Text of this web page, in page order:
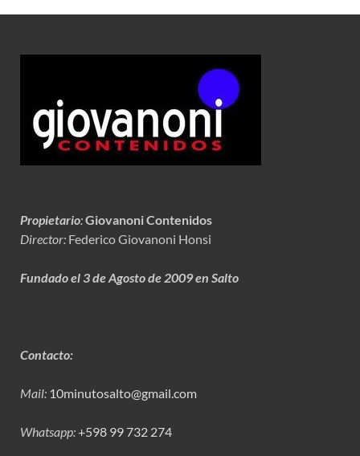
Propietario:Giovanoni Contenidos
Director: Federico Giovanoni Honsi
Fundado el 3 de Agosto de 2009 en Salto
Contacto:
Mail: 10minutosalto@gmail.com
Whatsapp:+598 99 732 274